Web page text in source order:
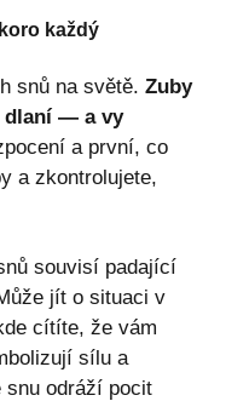
každý
snů na světě. Zuby
dlaní — a vy
a první, co
a zkontrolujete,
souvisí padající
jít o situaci v
cítíte, že vám
sílu a
odráží pocit